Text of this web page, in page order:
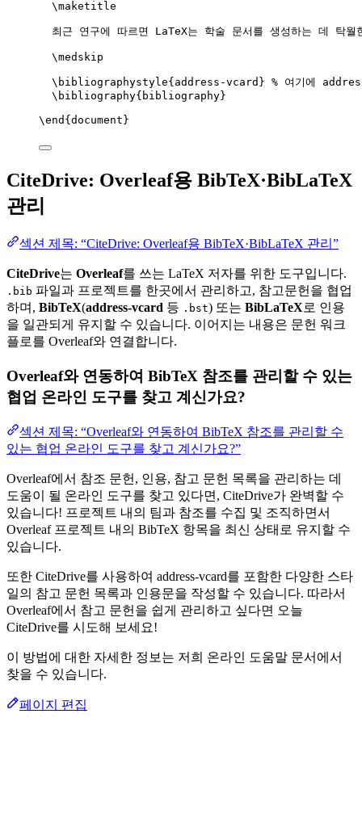
\maketitle
최근 연구에 따르면 LaTeX는 학술 문서를 생성하는 데 탁
\medskip
\bibliographystyle{address-vcard} % 여기에
\bibliography{bibliography}
\end { document }
CiteDrive: Overleaf용 BibTeX·BibLaTeX
관리
섹션 제목: “CiteDrive: Overleaf용 BibTeX·BibLaTeX 관리”
CiteDrive는 Overleaf를 쓰는 LaTeX 저자를 위한 도구입니다.
.bib 파일과 프로젝트를 한곳에서 관리하고, 참고문헌을 협업
하며, BibTeX(address-vcard 등 .bst) 또는 BibLaTeX로 인용
을 일관되게 유지할 수 있습니다. 이어지는 내용은 문헌 워크
플로를 Overleaf와 연결합니다.
Overleaf와 연동하여 BibTeX 참조를 관리할 수 있는
협업 온라인 도구를 찾고 계신가요?
섹션 제목: “Overleaf와 연동하여 BibTeX 참조를 관리할 수
있는 협업 온라인 도구를 찾고 계신가요?”
Overleaf에서 참조 문헌, 인용, 참고 문헌 목록을 관리하는 데
도움이 될 온라인 도구를 찾고 있다면, CiteDrive가 완벽할 수
있습니다! 프로젝트 내의 팀과 참조를 수집 및 조직하면서
Overleaf 프로젝트 내의 BibTeX 항목을 최신 상태로 유지할 수
있습니다.
또한 CiteDrive를 사용하여 address-vcard를 포함한 다양한 스타
일의 참고 문헌 목록과 인용문을 작성할 수 있습니다. 따라서
Overleaf에서 참고 문헌을 쉽게 관리하고 싶다면 오늘
CiteDrive를 시도해 보세요!
이 방법에 대한 자세한 정보는 저희 온라인 도움말 문서에서
찾을 수 있습니다.
페이지 편집